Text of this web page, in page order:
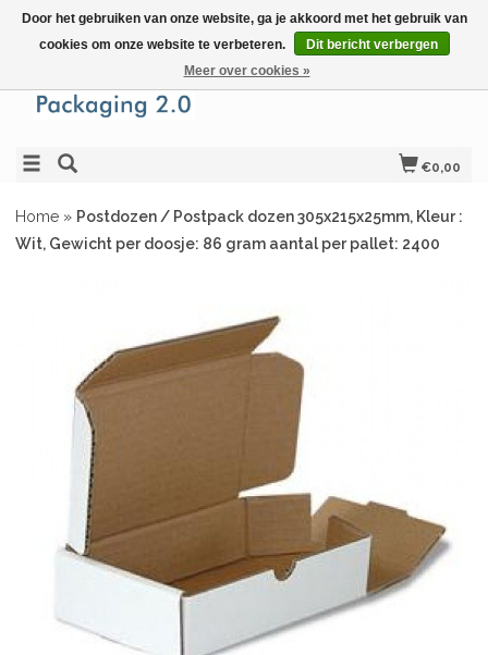
€0,00
Home » Postdozen / Postpack dozen 305x215x25mm, Kleur :
Wit, Gewicht per doosje: 86 gram aantal per pallet: 2400
Door het gebruiken van onze website, ga je akkoord met het gebruik van
cookies om onze website te verbeteren.
Dit bericht verbergen
Meer over cookies »